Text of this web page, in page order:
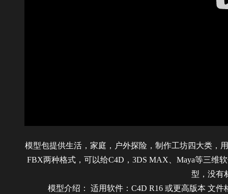
模型包提供生活，家庭，户外探险，制作工坊四大类，
FBX两种格式，可以给C4D，3DS MAX、Maya等三维
型，没有
模型介绍： 适用软件：C4D R16 或更高版本 文